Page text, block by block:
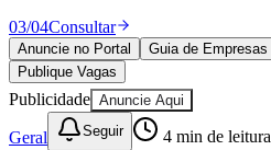
Cultura
Meio Ambiente
Obras
Educação
Bairros de Barueri
03/04Consultar
Anuncie no Portal Guia de Empresas
Publique Vagas
Publicidade Anuncie Aqui
Geral Seguir 4 min de leitura